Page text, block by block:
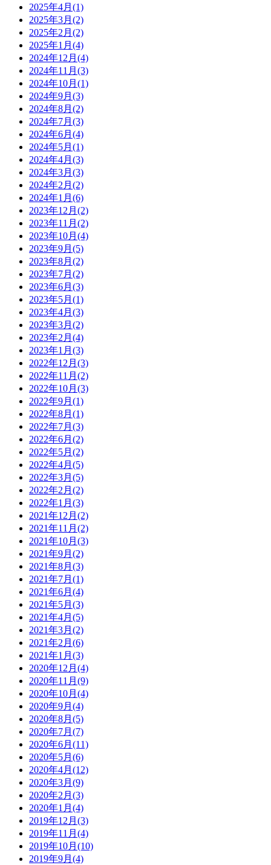
2025年4月(1)
2025年3月(2)
2025年2月(2)
2025年1月(4)
2024年12月(4)
2024年11月(3)
2024年10月(1)
2024年9月(3)
2024年8月(2)
2024年7月(3)
2024年6月(4)
2024年5月(1)
2024年4月(3)
2024年3月(3)
2024年2月(2)
2024年1月(6)
2023年12月(2)
2023年11月(2)
2023年10月(4)
2023年9月(5)
2023年8月(2)
2023年7月(2)
2023年6月(3)
2023年5月(1)
2023年4月(3)
2023年3月(2)
2023年2月(4)
2023年1月(3)
2022年12月(3)
2022年11月(2)
2022年10月(3)
2022年9月(1)
2022年8月(1)
2022年7月(3)
2022年6月(2)
2022年5月(2)
2022年4月(5)
2022年3月(5)
2022年2月(2)
2022年1月(3)
2021年12月(2)
2021年11月(2)
2021年10月(3)
2021年9月(2)
2021年8月(3)
2021年7月(1)
2021年6月(4)
2021年5月(3)
2021年4月(5)
2021年3月(2)
2021年2月(6)
2021年1月(3)
2020年12月(4)
2020年11月(9)
2020年10月(4)
2020年9月(4)
2020年8月(5)
2020年7月(7)
2020年6月(11)
2020年5月(6)
2020年4月(12)
2020年3月(9)
2020年2月(3)
2020年1月(4)
2019年12月(3)
2019年11月(4)
2019年10月(10)
2019年9月(4)